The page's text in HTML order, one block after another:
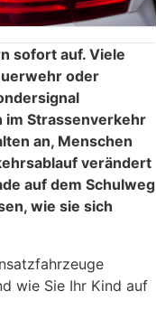
sofort auf. Viele
oder
im Strassenverkehr
an, Menschen
verändert
auf dem Schulweg
wie sie sich
wie Sie Ihr Kind auf